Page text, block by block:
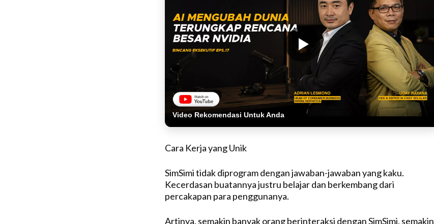
Video Rekomendasi Untuk Anda
Cara Kerja yang Unik
SimSimi tidak diprogram dengan jawaban-jawaban yang kaku.
Kecerdasan buatannya justru belajar dan berkembang dari
percakapan para penggunanya.
Artinya, semakin banyak orang berinteraksi dengan SimSimi, semakin